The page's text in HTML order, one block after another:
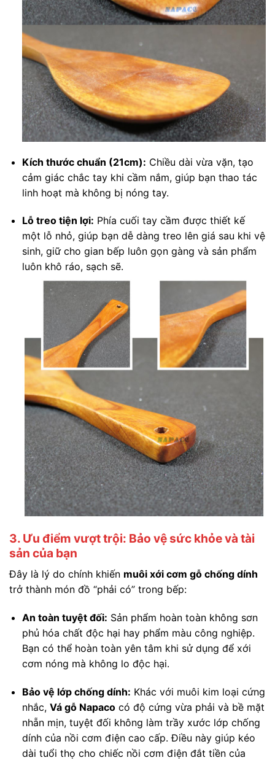
Kích thước chuẩn (21cm): Chiều dài vừa vặn, tạo
cảm giác chắc tay khi cầm nắm, giúp bạn thao tác
linh hoạt mà không bị nóng tay.
Lỗ treo tiện lợi: Phía cuối tay cầm được thiết kế
một lỗ nhỏ, giúp bạn dễ dàng treo lên giá sau khi vệ
sinh, giữ cho gian bếp luôn gọn gàng và sản phẩm
luôn khô ráo, sạch sẽ.
3. Ưu điểm vượt trội: Bảo vệ sức khỏe và tài
sản của bạn
Đây là lý do chính khiến muôi xới cơm gỗ chống dính
trở thành món đồ “phải có” trong bếp:
An toàn tuyệt đối: Sản phẩm hoàn toàn không sơn
phủ hóa chất độc hại hay phẩm màu công nghiệp.
Bạn có thể hoàn toàn yên tâm khi sử dụng để xới
cơm nóng mà không lo độc hại.
Bảo vệ lớp chống dính: Khác với muôi kim loại cứng
nhắc, Vá gỗ Napacocó độ cứng vừa phải và bề mặt
nhẵn mịn, tuyệt đối không làm trầy xước lớp chống
dính của nồi cơm điện cao cấp. Điều này giúp kéo
dài tuổi thọ cho chiếc nồi cơm điện đắt tiền của